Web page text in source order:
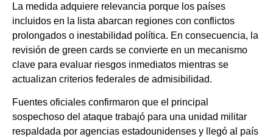
La medida adquiere relevancia porque los países
incluidos en la lista abarcan regiones con conflictos
prolongados o inestabilidad política. En consecuencia, la
revisión de green cards se convierte en un mecanismo
clave para evaluar riesgos inmediatos mientras se
actualizan criterios federales de admisibilidad.
Fuentes oficiales confirmaron que el principal
sospechoso del ataque trabajó para una unidad militar
respaldada por agencias estadounidenses y llegó al país